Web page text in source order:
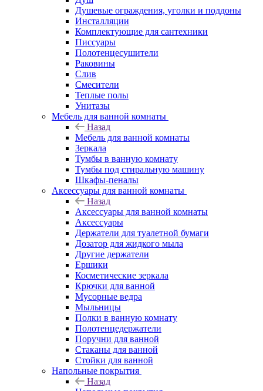
Душевые ограждения, уголки и поддоны
Инсталляции
Комплектующие для сантехники
Писсуары
Полотенцесушители
Раковины
Слив
Смесители
Теплые полы
Унитазы
Мебель для ванной комнаты
Назад
Мебель для ванной комнаты
Зеркала
Тумбы в ванную комнату
Тумбы под стиральную машину
Шкафы-пеналы
Аксессуары для ванной комнаты
Назад
Аксессуары для ванной комнаты
Аксессуары
Держатели для туалетной бумаги
Дозатор для жидкого мыла
Другие держатели
Ершики
Косметические зеркала
Крючки для ванной
Мусорные ведра
Мыльницы
Полки в ванную комнату
Полотенцедержатели
Поручни для ванной
Стаканы для ванной
Стойки для ванной
Напольные покрытия
Назад